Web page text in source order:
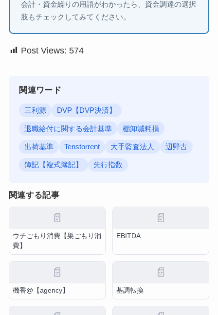
会計・資金繰りの用語がわかったら、資金調達の選択
肢もチェックしてみてください。
Post Views: 574
関連ワード
三利源 DVP【DVP決済】
退職給付に関する会計基準 棚卸減耗損
出荷基準 Tenstorrent 大手監査法人 辺野古
簿記【複式簿記】 先行指数
関連する記事
📄
ウチごもり消費【巣ごもり消
費】
📄
EBITDA
📄
機香@【agency】
📄
基調転換